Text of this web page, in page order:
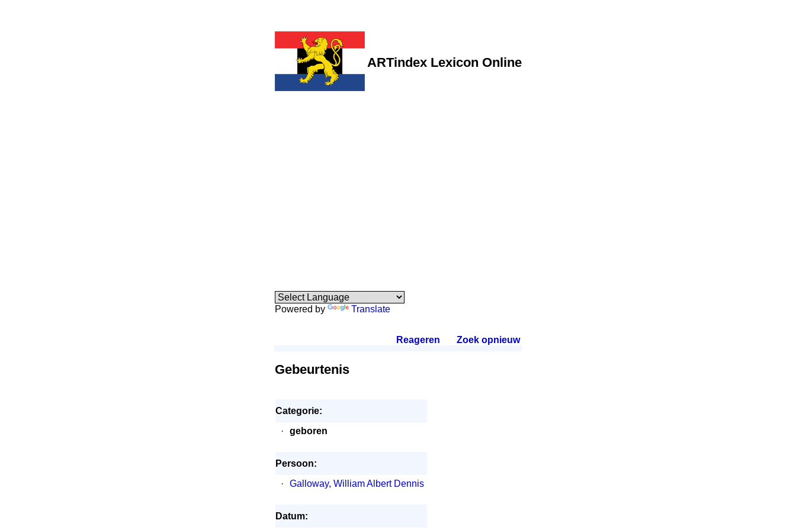
ARTindex Lexicon Online
Powered by Translate
Reageren Zoek opnieuw.
Gebeurtenis
Categorie:
·
geboren
Persoon:
·
Galloway, William Albert Dennis
Datum: